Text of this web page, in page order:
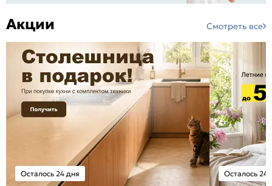
Акции Смотреть все
Осталось 24 дня Осталось 24